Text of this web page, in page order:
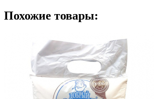
Похожие товары: